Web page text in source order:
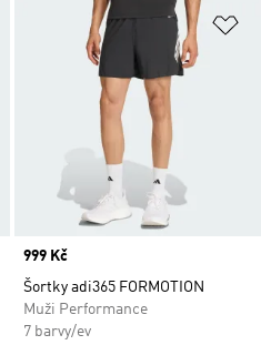
Přidat do seznamu přání
Price
999 Kč
Šortky adi365 FORMOTION
Muži Performance
7 barvy/ev